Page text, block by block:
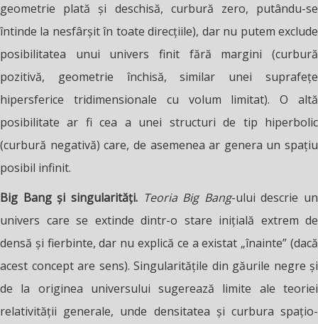
geometrie plată și deschisă, curbură zero, putându-se
întinde la nesfârșit în toate direcțiile), dar nu putem exclude
posibilitatea unui univers finit fără margini (curbură
pozitivă, geometrie închisă, similar unei suprafețe
hipersferice tridimensionale cu volum limitat). O altă
posibilitate ar fi cea a unei structuri de tip hiperbolic
(curbură negativă) care, de asemenea ar genera un spațiu
posibil infinit.
Big Bang și singularități. Teoria Big Bang-ului descrie un
univers care se extinde dintr-o stare inițială extrem de
densă și fierbinte, dar nu explică ce a existat „înainte” (dacă
acest concept are sens). Singularitățile din găurile negre și
de la originea universului sugerează limite ale teoriei
relativității generale, unde densitatea și curbura spațio-